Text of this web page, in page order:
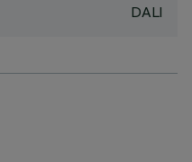
DALI